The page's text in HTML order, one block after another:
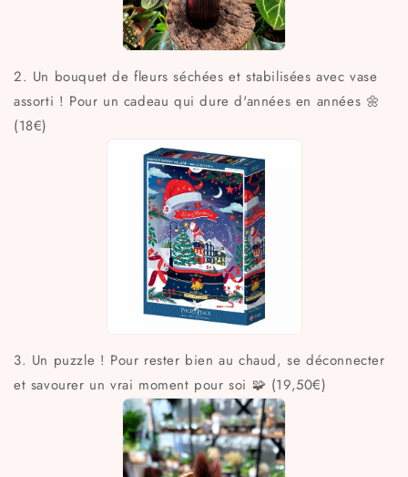
2. Un bouquet de fleurs séchées et stabilisées avec vase
assorti ! Pour un cadeau qui dure d'années en années 🌼
(18€)
3. Un puzzle ! Pour rester bien au chaud, se déconnecter
et savourer un vrai moment pour soi 🧩 (19,50€)